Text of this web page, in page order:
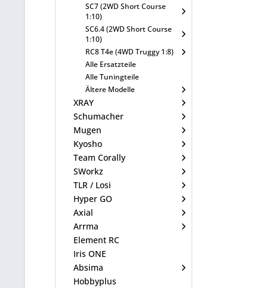
SC7 (2WD Short Course
1:10)
SC6.4 (2WD Short Course
1:10)
RC8 T4e (4WD Truggy 1:8)
Alle Ersatzteile
Alle Tuningteile
Ältere Modelle
XRAY
Schumacher
Mugen
Kyosho
Team Corally
SWorkz
TLR / Losi
Hyper GO
Axial
Arrma
Element RC
Iris ONE
Absima
Hobbyplus